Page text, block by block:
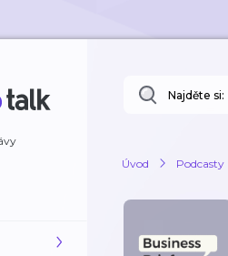
Najděte si:
Úvod Podcasty